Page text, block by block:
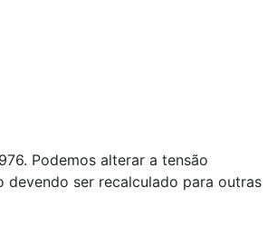
Podemos alterar a tensão
devendo ser recalculado para outras